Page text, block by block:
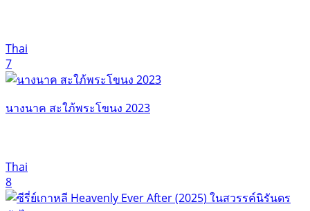
Thai
7
นางนาค สะใภ้พระโขนง 2023
Thai
8